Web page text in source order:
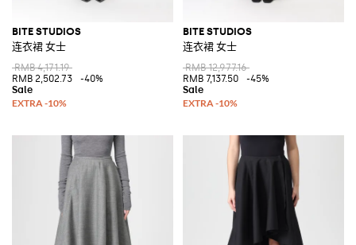
BITE STUDIOS
连衣裙 女士
RMB 4,171.19
RMB 2,502.73
-40%
BITE STUDIOS
连衣裙 女士
RMB 12,977.16
RMB 7,137.50
-45%